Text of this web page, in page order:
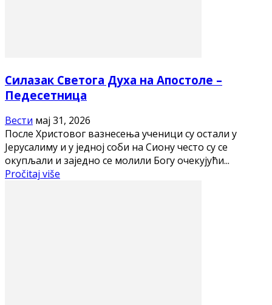
Силазак Светога Духа на Апостоле –
Педесетница
Вести мај 31, 2026
После Христовог вазнесења ученици су остали у
Јерусалиму и у једној соби на Сиону често су се
окупљали и заједно се молили Богу очекујући...
Pročitaj više